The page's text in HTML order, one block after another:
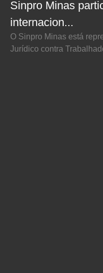
Sinpro Minas
internacion...
O Sinpro Minas está
Jurídico contra